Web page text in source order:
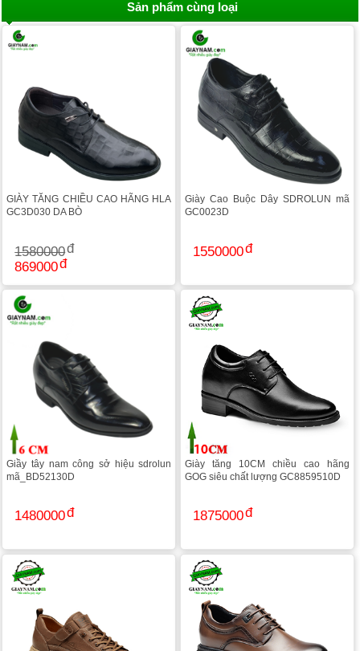
Sản phẩm cùng loại
GIÀY TĂNG CHIỀU CAO HÃNG HLA
GC3D030 DA BÒ
1580000
869000
Giày Cao Buộc Dây SDROLUN mã
GC0023D
1550000
Giầy tây nam công sở hiệu sdrolun
mã_BD52130D
1480000
Giày tăng 10CM chiều cao hãng
GOG siêu chất lượng GC8859510D
1875000